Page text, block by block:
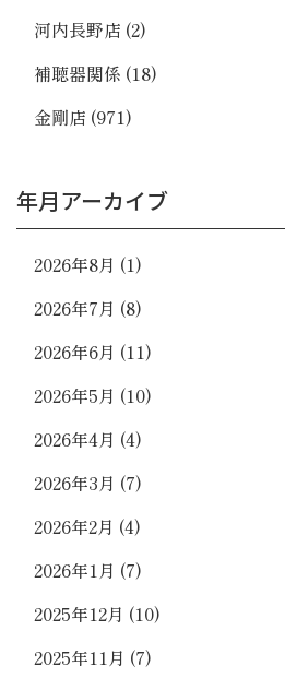
河内長野店 (2)
補聴器関係 (18)
金剛店 (971)
年月アーカイブ
2026年8月 (1)
2026年7月 (8)
2026年6月 (11)
2026年5月 (10)
2026年4月 (4)
2026年3月 (7)
2026年2月 (4)
2026年1月 (7)
2025年12月 (10)
2025年11月 (7)